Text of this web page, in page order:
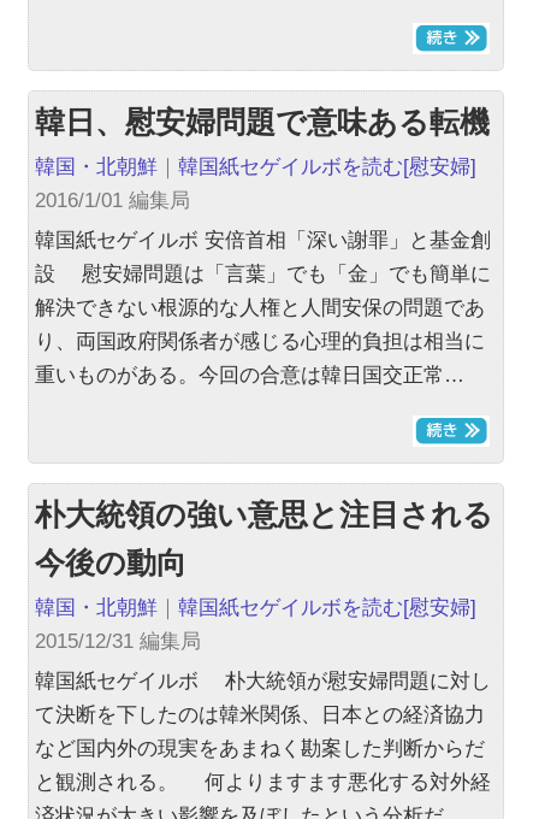
韓日、慰安婦問題で意味ある転機
韓国・北朝鮮 ｜韓国紙セゲイルボを読む[慰安婦]
2016/1/01 編集局
韓国紙セゲイルボ 安倍首相「深い謝罪」と基金創
設 慰安婦問題は「言葉」でも「金」でも簡単に
解決できない根源的な人権と人間安保の問題であ
り、両国政府関係者が感じる心理的負担は相当に
重いものがある。今回の合意は韓日国交正常…
朴大統領の強い意思と注目される
今後の動向
韓国・北朝鮮 ｜韓国紙セゲイルボを読む[慰安婦]
2015/12/31 編集局
韓国紙セゲイルボ 朴大統領が慰安婦問題に対し
て決断を下したのは韓米関係、日本との経済協力
など国内外の現実をあまねく勘案した判断からだ
と観測される。 何よりますます悪化する対外経